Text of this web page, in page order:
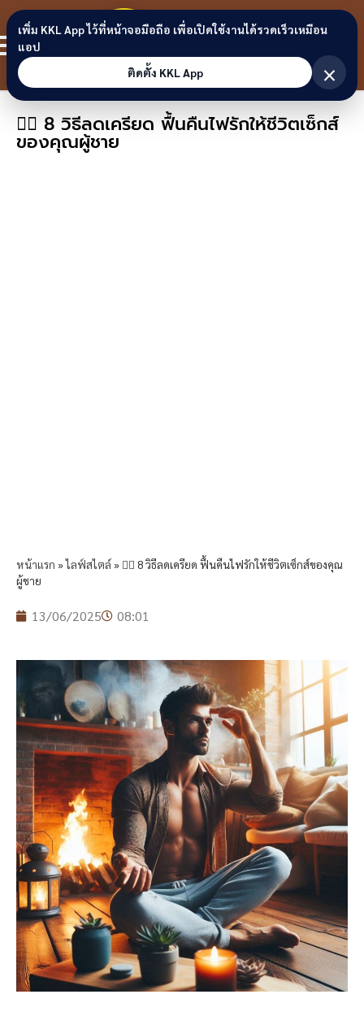
Skip to content
ขอนแก่น
ลิงก์
🧘‍♂️ 8 วิธีลดเครียด ฟื้นคืนไฟรักให้ชีวิตเซ็กส์
ของคุณผู้ชาย
หน้าแรก »ไลฟ์สไตล์» 🧘‍♂️ 8 วิธีลดเครียด ฟื้นคืนไฟรักให้ชีวิตเซ็กส์ของคุณ
ผู้ชาย
13/06/2025 08:01
เพิ่ม KKL App ไว้ที่หน้าจอมือถือ เพื่อเปิดใช้งานได้รวดเร็วเหมือน
แอป
ติดตั้ง KKL App
×